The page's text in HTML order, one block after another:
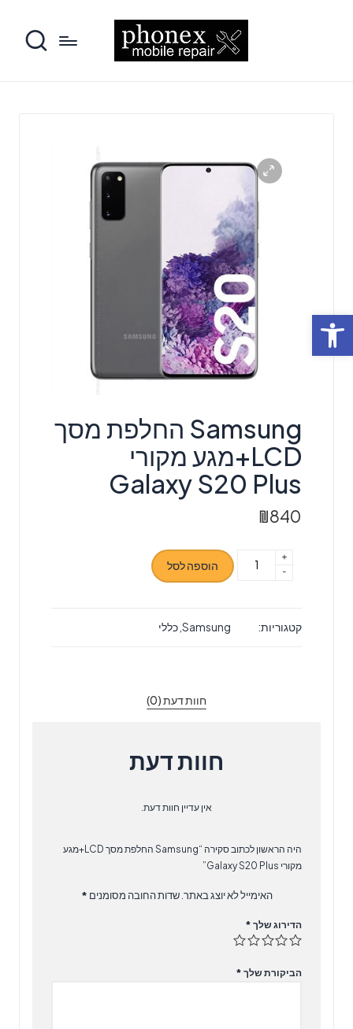
פתח סרגל נגישות
Samsung החלפת מסך
LCD+מגע מקורי
Galaxy S20 Plus
₪840
כמות
מסך
-
+
הוספה לסל
קטגוריות: Samsung כללי
חוות דעת (0)
חוות דעת
אין עדיין חוות דעת.
היה הראשון לכתוב סקירה “Samsung החלפת מסך LCD+מגע
מקורי Galaxy S20 Plus”
האימייל לא יוצג באתר. שדות החובה מסומנים *
הדירוג שלך *
הביקורת שלך *